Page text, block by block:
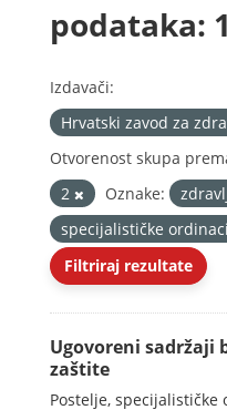
podataka: 1
Izdavači:
Hrvatski zavod za
Otvorenost skupa
2
Oznake:
specijalističke
Filtriraj rezultate
Ugovoreni sadržaji
zaštite
Postelje,